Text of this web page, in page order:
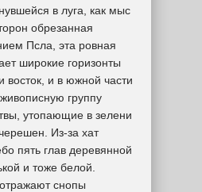
в луга, как мыс
обрезанная
Псла, эта ровная
широкие горизонты
восток, и в южной части
группу
утопающие в зелени
Из-за хат
пять глав деревянной
и тоже белой.
снопы